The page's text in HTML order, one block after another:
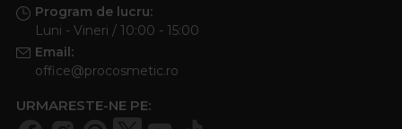
Program de lucru:
Luni - Vineri / 10:00 - 15:00
Email:
office@procosmetic.ro
URMARESTE-NE PE: